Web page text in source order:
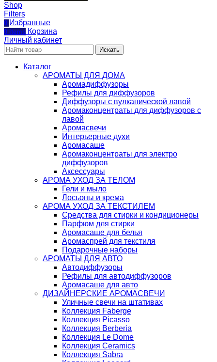
Shop
Filters
0 Избранные
0 items Корзина
Личный кабинет
Искать
Каталог
АРОМАТЫ ДЛЯ ДОМА
Аромадиффузоры
Рефилы для диффузоров
Диффузоры с вулканической лавой
Аромаконцентраты для диффузоров с
лавой
Аромасвечи
Интерьерные духи
Аромасаше
Аромаконцентраты для электро
диффузоров
Аксессуары
АРОМА УХОД ЗА ТЕЛОМ
Гели и мыло
Лосьоны и крема
АРОМА УХОД ЗА ТЕКСТИЛЕМ
Средства для стирки и кондиционеры
Парфюм для стирки
Аромасаше для белья
Аромаспрей для текстиля
Подарочные наборы
АРОМАТЫ ДЛЯ АВТО
Автодиффузоры
Рефилы для автодиффузоров
Аромасаше для авто
ДИЗАЙНЕРСКИЕ АРОМАСВЕЧИ
Уличные свечи на штативах
Коллекция Faberge
Коллекция Picasso
Коллекция Berberia
Коллекция Le Dome
Коллекция Ceramics
Коллекция Sabra